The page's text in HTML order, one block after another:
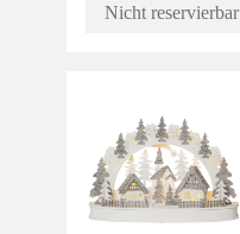
Nicht reservierbar